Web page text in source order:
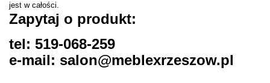
jest w całości.
Zapytaj o produkt:
tel: 519-068-259
e-mail: salon@meblexrzeszow.pl